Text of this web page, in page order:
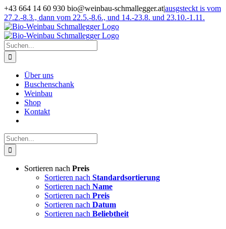
Zum
Inhalt
springen
+43 664 14 60 930 bio@weinbau-schmallegger.at|ausgsteckt is vom
27.2.-8.3., dann vom 22.5.-8.6., und 14.-23.8. und 23.10.-1.11.
Facebook
Instagram
Suche
nach:
Über uns
Buschenschank
Weinbau
Shop
Kontakt
Suche
nach:
Sortieren nach Preis
Sortieren nach Standardsortierung
Sortieren nach Name
Sortieren nach Preis
Sortieren nach Datum
Sortieren nach Beliebtheit